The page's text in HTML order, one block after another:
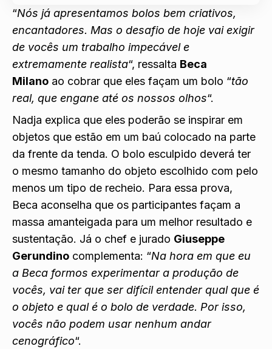
“Nós já apresentamos bolos bem criativos,
encantadores. Mas o desafio de hoje vai exigir
de vocês um trabalho impecável e
extremamente realista“, ressalta Beca
Milano ao cobrar que eles façam um bolo “tão
real, que engane até os nossos olhos“.
Nadja explica que eles poderão se inspirar em
objetos que estão em um baú colocado na parte
da frente da tenda. O bolo esculpido deverá ter
o mesmo tamanho do objeto escolhido com pelo
menos um tipo de recheio. Para essa prova,
Beca aconselha que os participantes façam a
massa amanteigada para um melhor resultado e
sustentação. Já o chef e jurado Giuseppe
Gerundino complementa: “Na hora em que eu
a Beca formos experimentar a produção de
vocês, vai ter que ser difícil entender qual que é
o objeto e qual é o bolo de verdade. Por isso,
vocês não podem usar nenhum andar
cenográfico“.